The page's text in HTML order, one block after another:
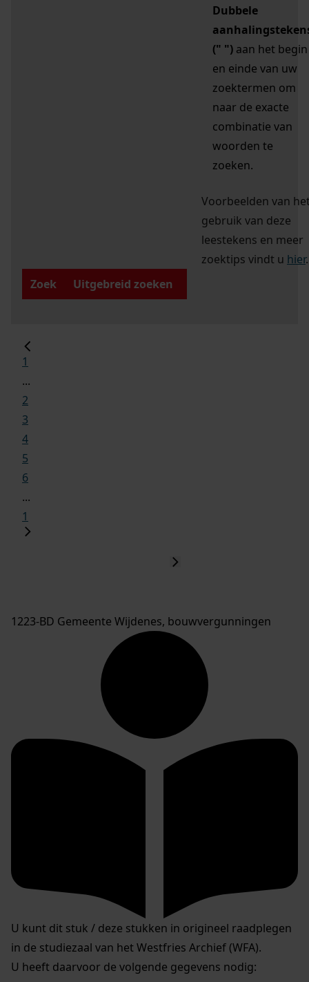
Dubbele
(" ") aan het begin
en einde van uw
zoektermen om
naar de exacte
combinatie van
woorden te
zoeken.
Voorbeelden van
gebruik van deze
leestekens en meer
zoektips vindt u hier.
Zoek
Uitgebreid zoeken
1
...
2
3
4
5
6
...
1
1223-BD Gemeente Wijdenes, bouwvergunningen
U kunt dit stuk / deze stukken in origineel raadplegen
in de studiezaal van het Westfries Archief (WFA).
U heeft daarvoor de volgende gegevens nodig: